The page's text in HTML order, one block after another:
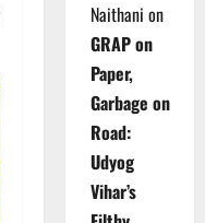
Naithani on
GRAP on
Paper,
Garbage on
Road:
Udyog
Vihar’s